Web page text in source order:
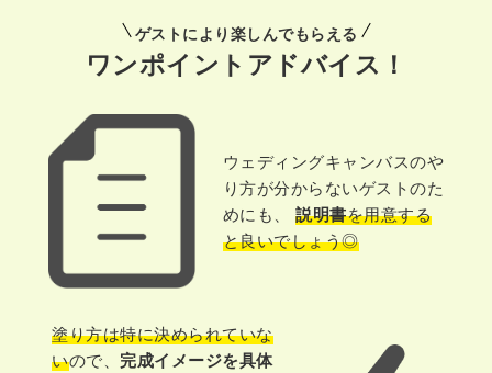
ゲストにより楽しんでもらえる
ワンポイントアドバイス！
ウェディングキャンバスのや
り方が分からないゲストのた
めにも、説明書を用意する
と良いでしょう◎
塗り方は特に決められていな
いので、 完成イメージを具体